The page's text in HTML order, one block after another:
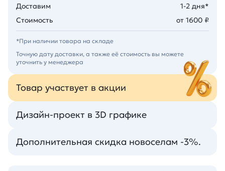
Доставим
1-2 дня*
Стоимость
от 1600 ₽
*При наличии товара на складе
Точную дату доставки, а также её стоимость вы можете
уточнить у менеджера
Товар участвует в акции
Дизайн-проект в 3D графике
Дополнительная скидка новоселам -3%.